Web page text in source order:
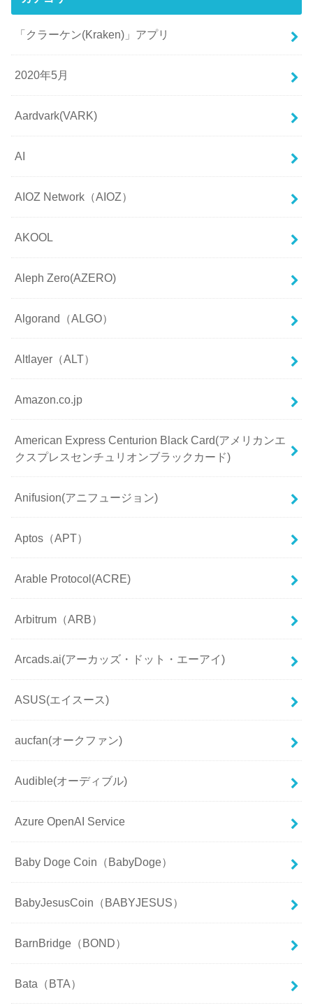
「クラーケン(Kraken)」アプリ
2020年5月
Aardvark(VARK)
AI
AIOZ Network（AIOZ）
AKOOL
Aleph Zero(AZERO)
Algorand（ALGO）
Altlayer（ALT）
Amazon.co.jp
American Express Centurion Black Card(アメリカンエ
クスプレスセンチュリオンブラックカード)
Anifusion(アニフュージョン)
Aptos（APT）
Arable Protocol(ACRE)
Arbitrum（ARB）
Arcads.ai(アーカッズ・ドット・エーアイ)
ASUS(エイスース)
aucfan(オークファン)
Audible(オーディブル)
Azure OpenAI Service
Baby Doge Coin（BabyDoge）
BabyJesusCoin（BABYJESUS）
BarnBridge（BOND）
Bata（BTA）